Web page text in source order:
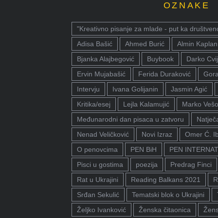
OZNAKE
"Kreativno pisanje za mlade - put ka
Adisa Bašić
Ahmed Burić Almin Kaplan
Bjanka Alajbegović
Buybook Darko
Ervin Mujabašić
Ferida Duraković
Intervju
Ivana Golijanin Jasmin Agić
Kritika/esej
Lejla Kalamujić Marko
Međunarodni dan pisaca u zatvoru
Nenad Veličković
Novi Izraz
Omer Ć.
O penovcima
PEN BiH
PEN
Pisci u gostima
poezija Predrag Finci
Rat u Ukrajini
Reading Balkans 2021
Srđan Sekulić
Tematski blok o Ukrajini
Željko Ivanković
Ženska čitaonica